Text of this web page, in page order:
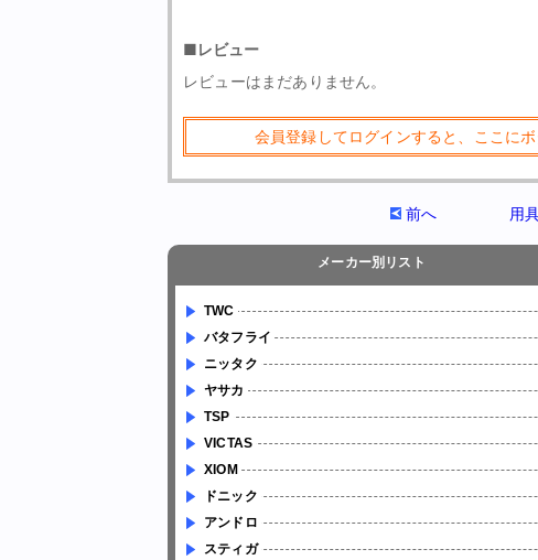
■レビュー
レビューはまだありません。
会員登録してログインすると、ここに
前へ 用
メーカー別リスト
TWC
バタフライ
ニッタク
ヤサカ
TSP
VICTAS
XIOM
ドニック
アンドロ
スティガ